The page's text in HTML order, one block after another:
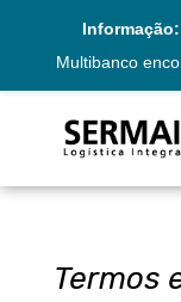
Informação:
Multibanco
Termos